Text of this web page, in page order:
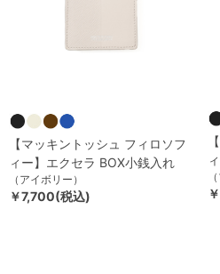
【マッキントッシュ フィロソフ
ィー】エクセラ BOX小銭入れ
（アイボリー）
￥7,700(税込)